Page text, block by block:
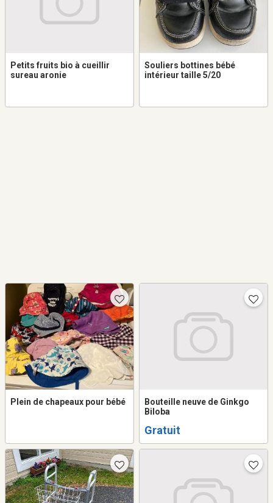
Petits fruits bio à cueillir
sureau aronie
Souliers bottines bébé
intérieur taille 5/20
Plein de chapeaux pour bébé
Bouteille neuve de Ginkgo
Biloba
Gratuit